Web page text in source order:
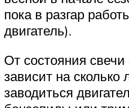
пока в разгар
двигатель).
От состояния свечи
зависит на сколько
заводиться